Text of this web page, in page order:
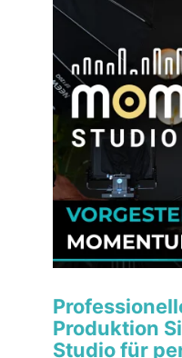
Produktion
Studio für